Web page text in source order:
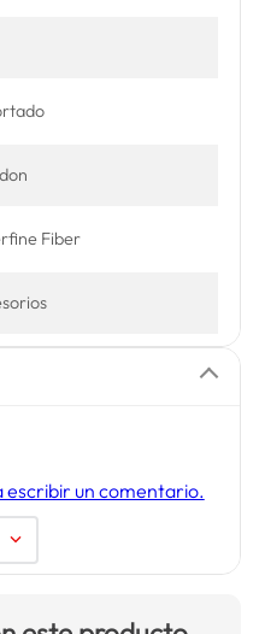
Fiber
escribir un comentario.